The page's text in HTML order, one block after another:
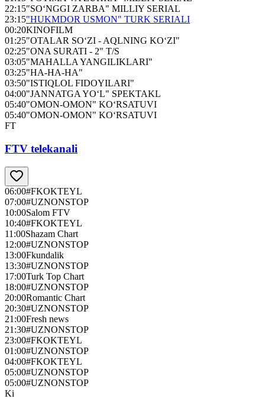
22:15"SO‘NGGI ZARBA" MILLIY SERIAL
23:15"HUKMDOR USMON" TURK SERIALI
00:20KINOFILM
01:25"OTALAR SO‘ZI - AQLNING KO‘ZI"
02:25"ONA SURATI - 2" T/S
03:05"MAHALLA YANGILIKLARI"
03:25"НА-НА-НА"
03:50"ISTIQLOL FIDOYILARI"
04:00"JANNATGA YO‘L" SPEKTAKL
05:40"OMON-OMON" KO‘RSATUVI
05:40"OMON-OMON" KO‘RSATUVI
FT
FTV telekanali
06:00#FKOKTEYL
07:00#UZNONSTOP
10:00Salom FTV
10:40#FKOKTEYL
11:00Shazam Chart
12:00#UZNONSTOP
13:00Fkundalik
13:30#UZNONSTOP
17:00Turk Top Chart
18:00#UZNONSTOP
20:00Romantic Chart
20:30#UZNONSTOP
21:00Fresh news
21:30#UZNONSTOP
23:00#FKOKTEYL
01:00#UZNONSTOP
04:00#FKOKTEYL
05:00#UZNONSTOP
05:00#UZNONSTOP
Ki